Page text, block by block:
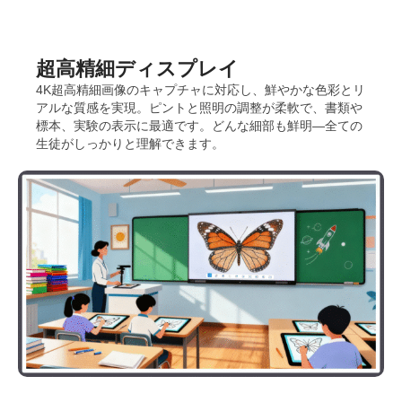
超高精細ディスプレイ
4K超高精細画像のキャプチャに対応し、鮮やかな色彩とリ
アルな質感を実現。ピントと照明の調整が柔軟で、書類や
標本、実験の表示に最適です。どんな細部も鮮明—全ての
生徒がしっかりと理解できます。